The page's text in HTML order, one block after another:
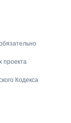
проекта
Кодекса